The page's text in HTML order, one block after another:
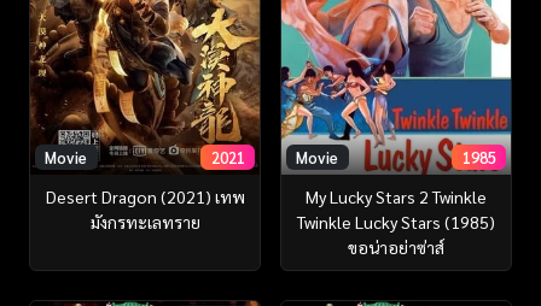
Movie 2021
Desert Dragon (2021) เทพ
มังกรทะเลทราย
Movie 1985
My Lucky Stars 2 Twinkle
Twinkle Lucky Stars (1985)
ขอน่าอย่าซ่าส์